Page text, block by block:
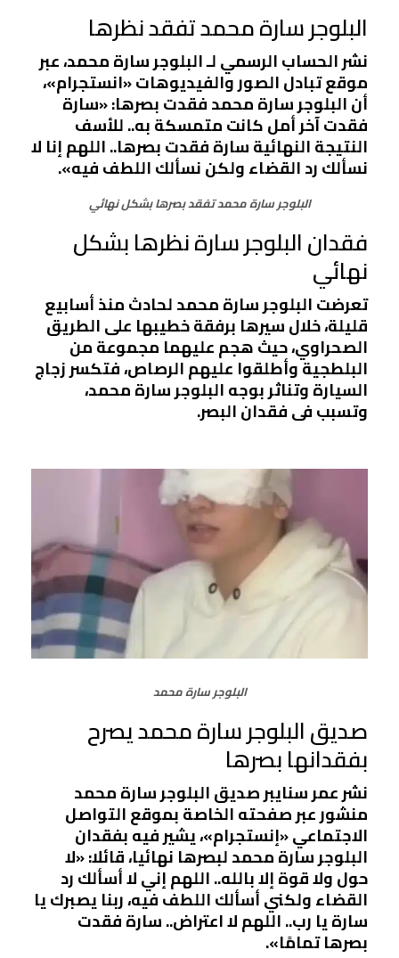
البلوجر سارة محمد تفقد نظرها
نشر الحساب الرسمي لـ البلوجر سارة محمد، عبر
موقع تبادل الصور والفيديوهات «انستجرام»،
أن البلوجر سارة محمد فقدت بصرها: «سارة
فقدت آخر أمل كانت متمسكة به.. للأسف
النتيجة النهائية سارة فقدت بصرها.. اللهم إنا لا
نسألك رد القضاء ولكن نسألك اللطف فيه».
البلوجر سارة محمد تفقد بصرها بشكل نهائي
فقدان البلوجر سارة نظرها بشكل
نهائي
تعرضت البلوجر سارة محمد لحادث منذ أسابيع
قليلة، خلال سيرها برفقة خطيبها على الطريق
الصحراوي، حيث هجم عليهما مجموعة من
البلطجية وأطلقوا عليهم الرصاص، فتكسر زجاج
السيارة وتناثر بوجه البلوجر سارة محمد،
وتسبب فى فقدان البصر.
البلوجر سارة محمد
صديق البلوجر سارة محمد يصرح
بفقدانها بصرها
نشر عمر سنايبر صديق البلوجر سارة محمد
منشور عبر صفحته الخاصة بموقع التواصل
الاجتماعي «إنستجرام»، يشير فيه بفقدان
البلوجر سارة محمد لبصرها نهائيا، قائلا: «لا
حول ولا قوة إلا بالله.. اللهم إني لا أسألك رد
القضاء ولكني أسألك اللطف فيه، ربنا يصبرك يا
سارة يا رب.. اللهم لا اعتراض.. سارة فقدت
بصرها تمامًا».